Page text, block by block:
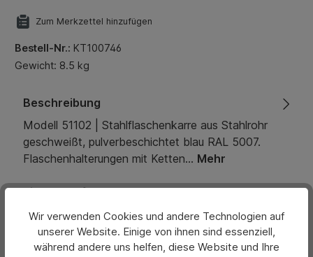
Zum Merkzettel hinzufügen
Bestell-Nr.: KT100746
Gewicht: 8.5 kg
Beschreibung
Modell 51102 | Stahlflaschenkarre aus Stahlrohr
geschweißt, pulverbeschichtet blau RAL 5007.
Flaschenhalterungen mit Ketten… Mehr
Eigenschaften
Bewertungen
Wir verwenden Cookies und andere Technologien auf
unserer Website. Einige von ihnen sind essenziell,
während andere uns helfen, diese Website und Ihre